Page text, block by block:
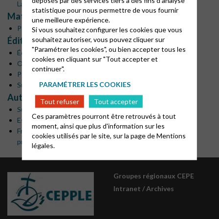
Lausanne
Matériel catéchétique
Point KT
Éditions
Éditions Olivetan
Office protestant d’Éditions chrétiennes
Portugal : www.copic.pt
Suisse : www.reformes.ch
Autres
Suisse : www.diaconie.ch
Espagne : Fondation Federico Fliedner www.fliedner.es
France : Église protestante unie de France www.eglise-
protestante-unie.fr/lettre-d-infos
Groupes régionaux CEPE
Intranet / Archives
statistique pour nous permettre de vous fournir
une meilleure expérience.
Si vous souhaitez configurer les cookies que vous
souhaitez autoriser, vous pouvez cliquer sur
"Paramétrer les cookies", ou bien accepter tous les
cookies en cliquant sur "Tout accepter et
continuer".
PARAMÉTRER LES COOKIES
Tout refuser
Tout accepter
Ces paramètres pourront être retrouvés à tout
moment, ainsi que plus d'information sur les
cookies utilisés par le site, sur la page deMentions
légales.